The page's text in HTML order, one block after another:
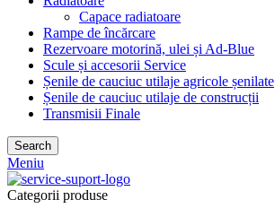
Capace radiatoare
Rampe de încărcare
Rezervoare motorină, ulei și Ad-Blue
Scule și accesorii Service
Șenile de cauciuc utilaje agricole șenilate
Șenile de cauciuc utilaje de construcții
Transmisii Finale
Search
Meniu
Categorii produse